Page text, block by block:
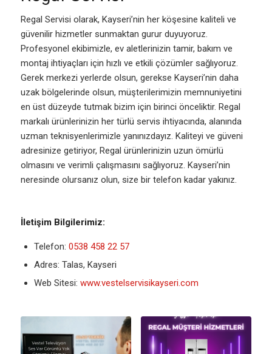
Regal Servisi olarak, Kayseri’nin her köşesine kaliteli ve
güvenilir hizmetler sunmaktan gurur duyuyoruz.
Profesyonel ekibimizle, ev aletlerinizin tamir, bakım ve
montaj ihtiyaçları için hızlı ve etkili çözümler sağlıyoruz.
Gerek merkezi yerlerde olsun, gerekse Kayseri’nin daha
uzak bölgelerinde olsun, müşterilerimizin memnuniyetini
en üst düzeyde tutmak bizim için birinci önceliktir. Regal
markalı ürünlerinizin her türlü servis ihtiyacında, alanında
uzman teknisyenlerimizle yanınızdayız. Kaliteyi ve güveni
adresinize getiriyor, Regal ürünlerinizin uzun ömürlü
olmasını ve verimli çalışmasını sağlıyoruz. Kayseri’nin
neresinde olursanız olun, size bir telefon kadar yakınız.
İletişim Bilgilerimiz:
Telefon: 0538 458 22 57
Adres: Talas, Kayseri
Web Sitesi: www.vestelservisikayseri.com